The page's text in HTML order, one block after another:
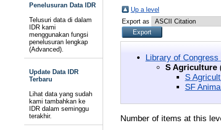
Penelusuran Data IDR
Telusuri data di dalam
IDR kami
menggunakan fungsi
penelusuran lengkap
(Advanced).
Update Data IDR
Terbaru
Lihat data yang sudah
kami tambahkan ke
IDR dalam seminggu
terakhir.
Up a level
Export as
Library of
S Agriculture
S
SF
Number of items at this